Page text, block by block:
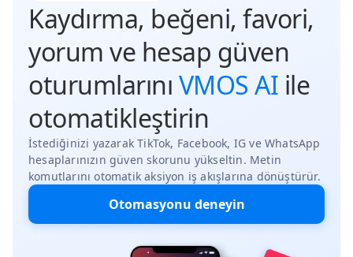
Kaydırma, beğeni, favori,
yorum ve hesap güven
oturumlarını VMOS AI ile
otomatikleştirin
İstediğinizi yazarak TikTok, Facebook, IG ve WhatsApp
hesaplarınızın güven skorunu yükseltin. Metin
komutlarını otomatik aksiyon iş akışlarına dönüştürür.
Otomasyonu deneyin